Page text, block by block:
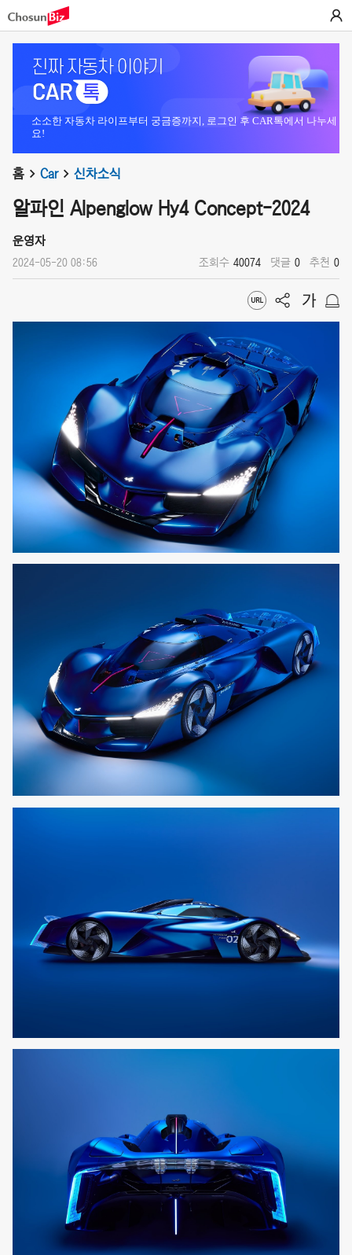
소소한 자동차 라이프부터 궁금증까지, 로그인 후 CAR톡에서 나누세
요!
홈 Car 신차소식
알파인 Alpenglow Hy4 Concept-2024
운영자
2024-05-20 08:56 조회수 40074 댓글 0 추천 0